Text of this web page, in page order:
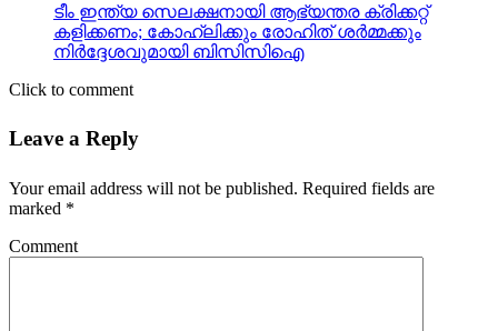
ടീം ഇന്ത്യ സെലക്ഷനായി ആഭ്യന്തര ക്രിക്കറ്റ്
കളിക്കണം; കോഹ്ലിക്കും രോഹിത് ശര്‍മ്മക്കും
നിര്‍ദ്ദേശവുമായി ബിസിസിഐ
Click to comment
Leave a Reply
Your email address will not be published. Required fields are
marked *
Comment